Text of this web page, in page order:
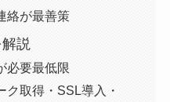
絡が最善策
説
必要最低限
ク取得・SSL導入・